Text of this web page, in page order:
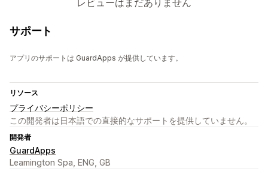
レビューはまだありません
サポート
アプリのサポートは GuardApps が提供しています。
リソース
プライバシーポリシー
この開発者は日本語での直接的なサポートを提供していません。
開発者
GuardApps
Leamington Spa, ENG, GB